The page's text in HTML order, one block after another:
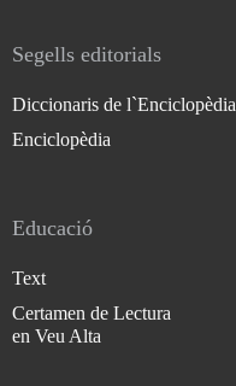
Segells editorials
Diccionaris de l`Enciclopèdia
Enciclopèdia
Educació
Text
Certamen de Lectura
en Veu Alta